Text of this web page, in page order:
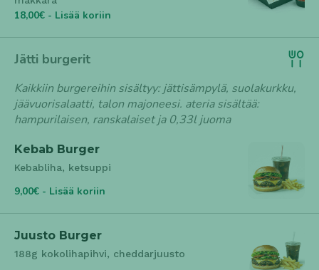
18,00€ - Lisää koriin
Jätti burgerit
Kaikkiin burgereihin sisältyy: jättisämpylä, suolakurkku,
jäävuorisalaatti, talon majoneesi. ateria sisältää:
hampurilaisen, ranskalaiset ja 0,33l juoma
Kebab Burger
Kebabliha, ketsuppi
9,00€ - Lisää koriin
Juusto Burger
188g kokolihapihvi, cheddarjuusto